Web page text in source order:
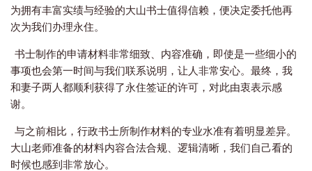
为拥有丰富实绩与经验的大山书士值得信赖，便决定委托他再
次为我们办理永住。
书士制作的申请材料非常细致、内容准确，即使是一些细小的
事项也会第一时间与我们联系说明，让人非常安心。 最终，我
和妻子两人都顺利获得了永住签证的许可，对此由衷表示感
谢。
与之前相比，行政书士所制作材料的专业水准有着明显差异。
大山老师准备的材料内容合法合规、逻辑清晰，我们自己看的
时候也感到非常放心。